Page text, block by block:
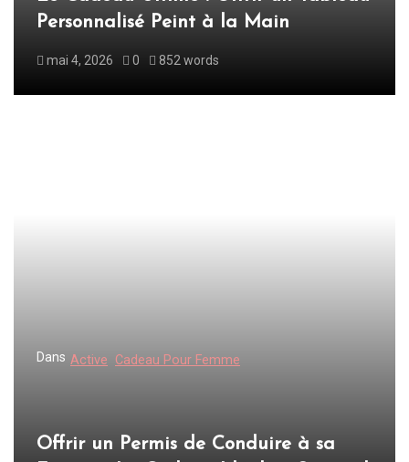
i
Personnalisé Peint à la Main
mai 4, 2026 0 852 words
Dans Active Cadeau Pour Femme
Offrir un Permis de Conduire à sa